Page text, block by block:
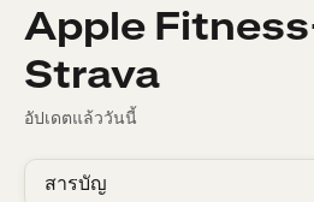
Apple
Strava
อัปเดตแล้ววันนี้
สารบัญ